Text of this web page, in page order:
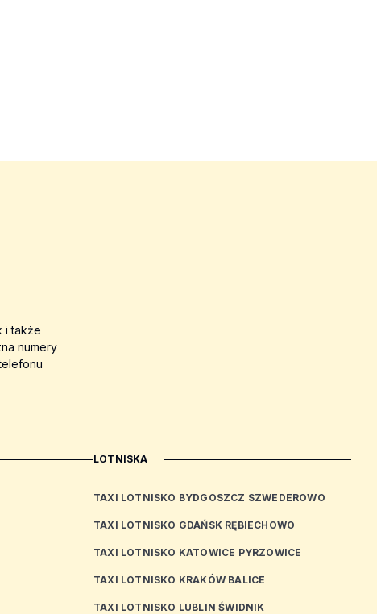
i także
numery
LOTNISKA
TAXI LOTNISKO BYDGOSZCZ SZWEDEROWO
TAXI LOTNISKO GDAŃSK RĘBIECHOWO
TAXI LOTNISKO KATOWICE PYRZOWICE
TAXI LOTNISKO KRAKÓW BALICE
TAXI LOTNISKO LUBLIN ŚWIDNIK